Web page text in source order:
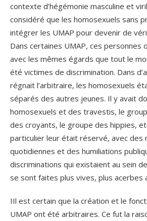
contexte d’hégémonie masculine et
considéré que les homosexuels sans
intégrer les UMAP pour devenir de
Dans certaines UMAP, ces personnes
avec les mêmes égards que tout le
été victimes de discrimination. Dans
régnait l’arbitraire, les homosexuels
séparés des autres jeunes. Il y avait
homosexuels et des travestis, le
des croyants, le groupe des hippies,
particulier leur était réservé, avec des
quotidiennes et des humiliations
discriminations qui existaient au sein
se sont faites plus vives, plus acerbes
IIl est certain que la création et le
UMAP ont été arbitraires. Ce fut la